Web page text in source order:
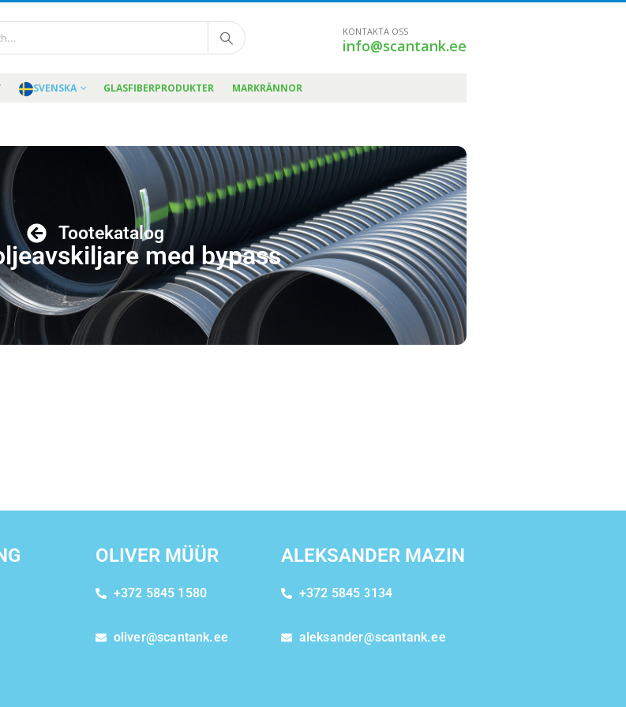
KONTAKTA OSS
info@scantank.ee
SVENSKA GLASFIBERPRODUKTER MARKRÄNNOR
Tootekatalog
med bypass
OLIVER MÜÜR
+372 5845 1580
oliver@scantank.ee
ALEKSANDER MAZIN
+372 5845 3134
aleksander@scantank.ee